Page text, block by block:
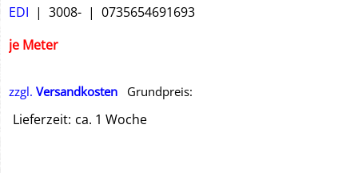
EDI 3008-
0735654691693
je Meter
zzgl. Versandkosten Grundpreis:
Lieferzeit: ca. 1 Woche